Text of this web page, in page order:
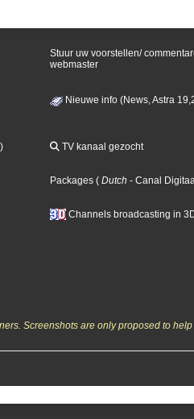
Stuur uw voorstellen/
webmaster
Nieuwe info (News, Astra
TV kanaal gezocht
Packages ( Dutch - Canal
Channels broadcasting in
Screenshots are only proposed to